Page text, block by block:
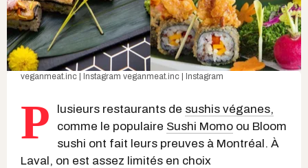
veganmeat.inc | Instagram veganmeat.inc | Instagram
P lusieurs restaurants de sushis véganes,
comme le populaire Sushi Momo ou Bloom
sushi ont fait leurs preuves à Montréal. À
Laval, on est assez limités en choix